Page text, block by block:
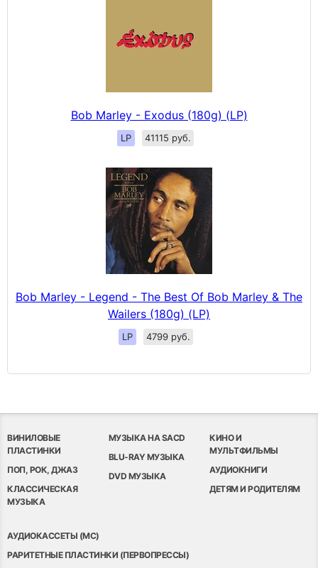
Bob Marley - Exodus (180g) (LP)
LP 41115 руб.
Bob Marley - Legend - The Best Of Bob Marley & The
Wailers (180g) (LP)
LP 4799 руб.
ВИНИЛОВЫЕ
ПЛАСТИНКИ
ПОП, РОК, ДЖАЗ
КЛАССИЧЕСКАЯ
МУЗЫКА
МУЗЫКА НА SACD
BLU-RAY МУЗЫКА
DVD МУЗЫКА
КИНО И
МУЛЬТФИЛЬМЫ
АУДИОКНИГИ
ДЕТЯМ И РОДИТЕЛЯМ
АУДИОКАССЕТЫ (MC)
РАРИТЕТНЫЕ ПЛАСТИНКИ (ПЕРВОПРЕССЫ)